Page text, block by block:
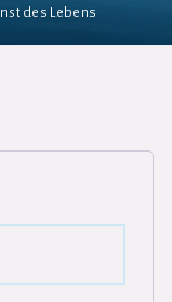
des Lebens